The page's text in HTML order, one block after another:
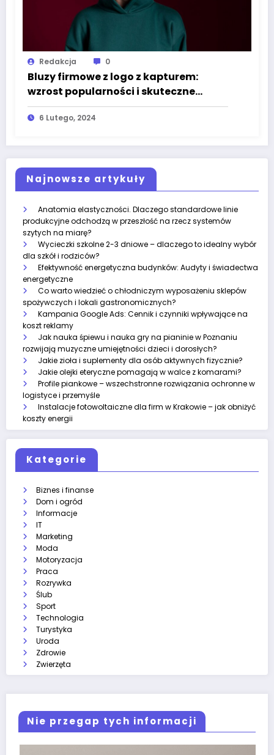
Redakcja 0
Bluzy firmowe z logo z kapturem:
wzrost popularności i skuteczne
narzędzie promocji
6 Lutego, 2024
Najnowsze artykuły
Anatomia elastyczności. Dlaczego standardowe linie
produkcyjne odchodzą w przeszłość na rzecz systemów
szytych na miarę?
Wycieczki szkolne 2-3 dniowe – dlaczego to idealny wybór
dla szkół i rodziców?
Efektywność energetyczna budynków: Audyty i świadectwa
energetyczne
Co warto wiedzieć o chłodniczym wyposażeniu sklepów
spożywczych i lokali gastronomicznych?
Kampania Google Ads: Cennik i czynniki wpływające na
koszt reklamy
Jak nauka śpiewu i nauka gry na pianinie w Poznaniu
rozwijają muzyczne umiejętności dzieci i dorosłych?
Jakie zioła i suplementy dla osób aktywnych fizycznie?
Jakie olejki eteryczne pomagają w walce z komarami?
Profile piankowe – wszechstronne rozwiązania ochronne w
logistyce i przemyśle
Instalacje fotowoltaiczne dla firm w Krakowie – jak obniżyć
koszty energii
Kategorie
Biznes i finanse
Dom i ogród
Informacje
IT
Marketing
Moda
Motoryzacja
Praca
Rozrywka
Ślub
Sport
Technologia
Turystyka
Uroda
Zdrowie
Zwierzęta
Nie przegap tych informacji